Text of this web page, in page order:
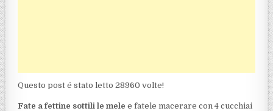
Questo post é stato letto 28960 volte!
Fate a fettine sottili le mele e fatele macerare con 4 cucchiai